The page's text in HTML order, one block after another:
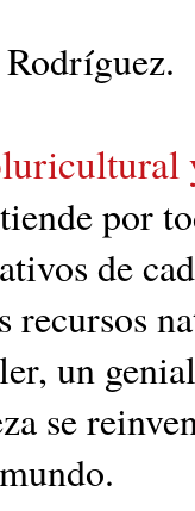
por
de
un
se